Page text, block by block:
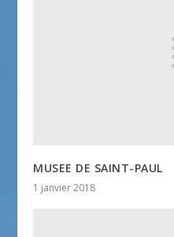
MUSEE DE SAINT-PAUL
1 janvier 2018